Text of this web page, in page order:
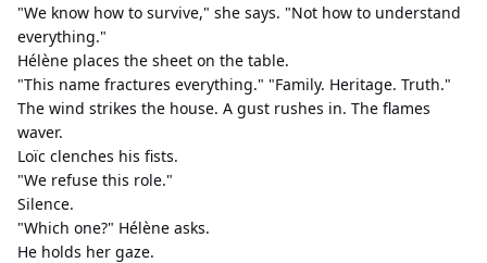
"We know how to survive," she says. "Not how to understand
everything."
Hélène places the sheet on the table.
"This name fractures everything." "Family. Heritage. Truth."
The wind strikes the house. A gust rushes in. The flames
waver.
Loïc clenches his fists.
"We refuse this role."
Silence.
"Which one?" Hélène asks.
He holds her gaze.